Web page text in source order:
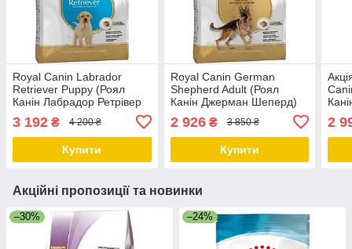
Royal Canin Labrador
Retriever Puppy (Роял
Канін Лабрадор Ретрівер
цуценят, 12 КГ
3 192 ₴ 4 200 ₴
Купити
Royal Canin German
Shepherd Adult (Роял
Канін Джерман Шеперд)
породи Німецька Вівчарка,
11 КГ
2 926₴ 3 850 ₴
Купити
2
Акційні пропозиції та новинки
–30% –24%